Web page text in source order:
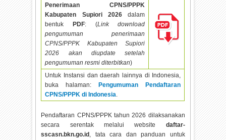
Penerimaan CPNS/PPPK
Kabupaten Supiori 2026 dalam
bentuk
PDF: (Link download
pengumuman penerimaan
CPNS/PPPK Kabupaten Supiori
2026 akan diupdate setelah
pengumuman resmi diterbitkan)
Untuk Instansi dan daerah lainnya di Indonesia,
buka halaman:
Pengumuman Pendaftaran
CPNS/PPPK di Indonesia.
Pendaftaran CPNS/PPPK tahun2026 dilaksanakan
secara serentak melalui website daftar-
sscasn.bkn.go.id , tata cara dan panduan untuk